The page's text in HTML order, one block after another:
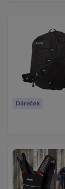
Dáreček